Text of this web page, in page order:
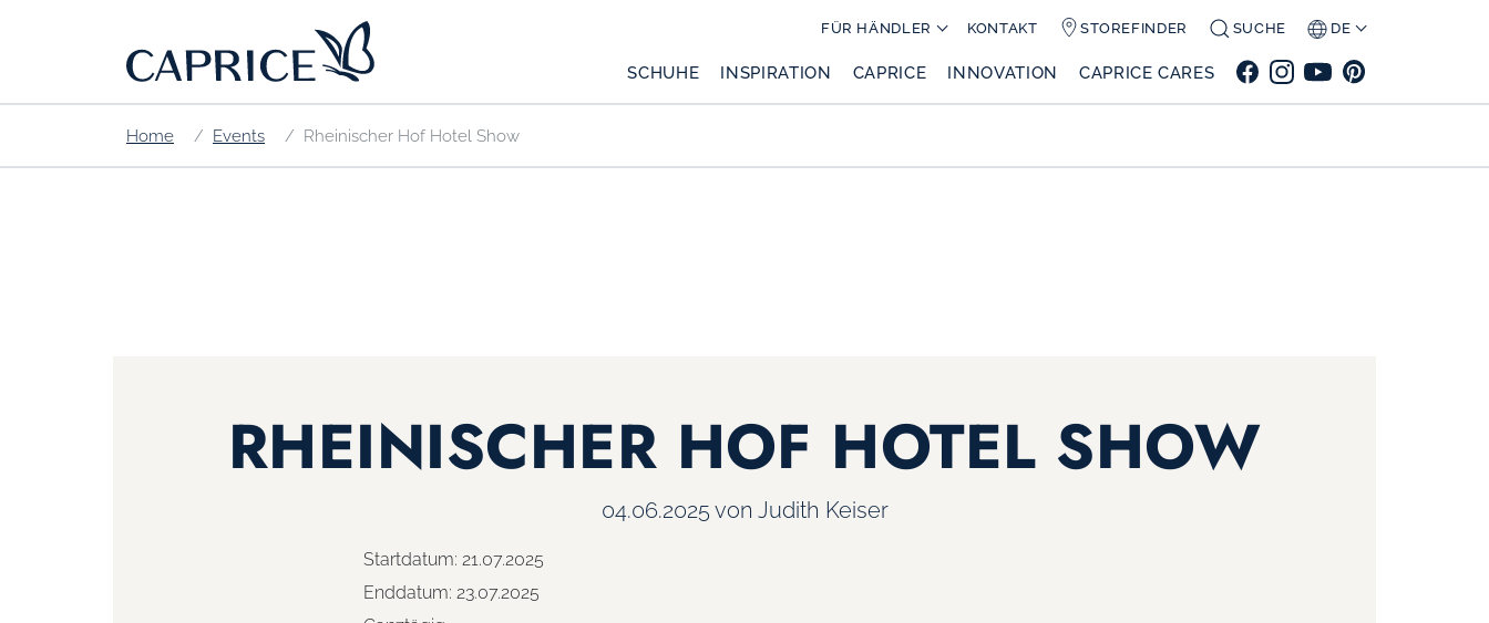
SCHUHE INSPIRATION CAPRICE INNOVATION CAPRICE CARES
FÜR HÄNDLER KONTAKT STOREFINDER SUCHE DE
Home Events Rheinischer Hof Hotel Show
RHEINISCHER HOF HOTEL SHOW
04.06.2025 von Judith Keiser
Startdatum: 21.07.2025
Enddatum: 23.07.2025